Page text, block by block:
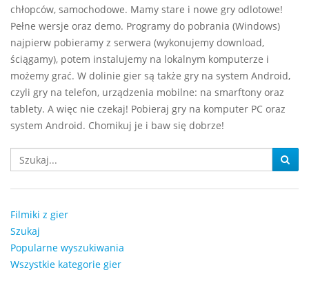
chłopców, samochodowe. Mamy stare i nowe gry odlotowe!
Pełne wersje oraz demo. Programy do pobrania (Windows)
najpierw pobieramy z serwera (wykonujemy download,
ściągamy), potem instalujemy na lokalnym komputerze i
możemy grać. W dolinie gier są także gry na system Android,
czyli gry na telefon, urządzenia mobilne: na smarftony oraz
tablety. A więc nie czekaj! Pobieraj gry na komputer PC oraz
system Android. Chomikuj je i baw się dobrze!
Filmiki z gier
Szukaj
Popularne wyszukiwania
Wszystkie kategorie gier